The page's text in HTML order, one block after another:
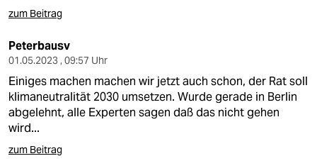
zum Beitrag
Peterbausv
01.05.2023 , 09:57 Uhr
Einiges machen machen wir jetzt auch schon, der Rat soll
klimaneutralität 2030 umsetzen. Wurde gerade in Berlin
abgelehnt, alle Experten sagen daß das nicht gehen
wird...
zum Beitrag